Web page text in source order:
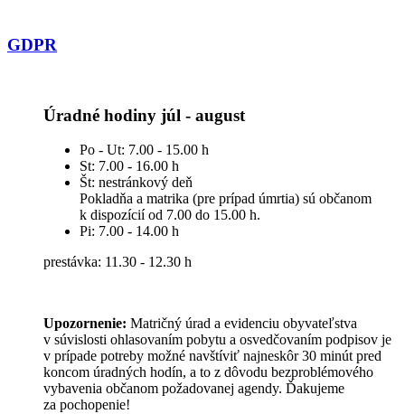
GDPR
Úradné hodiny júl - august
Po - Ut: 7.00 - 15.00 h
St: 7.00 - 16.00 h
Št: nestránkový deň
Pokladňa a matrika (pre prípad úmrtia) sú občanom
k dispozícií od 7.00 do 15.00 h.
Pi: 7.00 - 14.00 h
prestávka: 11.30 - 12.30 h
Upozornenie: Matričný úrad a evidenciu obyvateľstva
v súvislosti ohlasovaním pobytu a osvedčovaním podpisov je
v prípade potreby možné navštíviť najneskôr 30 minút pred
koncom úradných hodín, a to z dôvodu bezproblémového
vybavenia občanom požadovanej agendy. Ďakujeme
za pochopenie!